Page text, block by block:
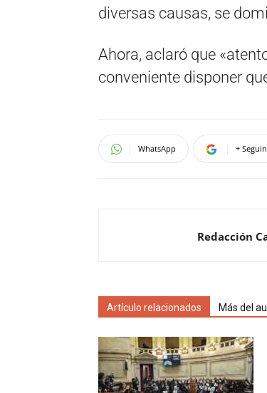
diversas causas, se
Ahora, aclaró que
conveniente disponer
WhatsApp +
Redacción
Artículo relacionados Más del